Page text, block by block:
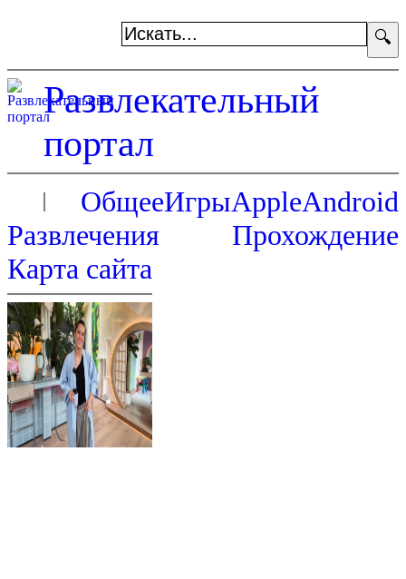
🔍
Развлекательный
портал
ОбщееИгрыAppleAndroid
Развлечения
Прохождение
Карта сайта